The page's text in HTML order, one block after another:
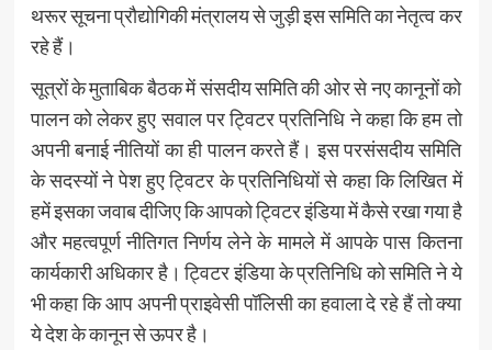
थरूर सूचना प्रौद्योगिकी मंत्रालय से जुड़ी इस समिति का नेतृत्व कर
रहे हैं।
सूत्रों के मुताबिक बैठक में संसदीय समिति की ओर से नए कानूनों को
पालन को लेकर हुए सवाल पर ट्विटर प्रतिनिधि ने कहा कि हम तो
अपनी बनाई नीतियों का ही पालन करते हैं। इस परसंसदीय समिति
के सदस्यों ने पेश हुए ट्विटर के प्रतिनिधियों से कहा कि लिखित में
हमें इसका जवाब दीजिए कि आपको ट्विटर इंडिया में कैसे रखा गया है
और महत्वपूर्ण नीतिगत निर्णय लेने के मामले में आपके पास कितना
कार्यकारी अधिकार है। ट्विटर इंडिया के प्रतिनिधि को समिति ने ये
भी कहा कि आप अपनी प्राइवेसी पॉलिसी का हवाला दे रहे हैं तो क्या
ये देश के कानून से ऊपर है।